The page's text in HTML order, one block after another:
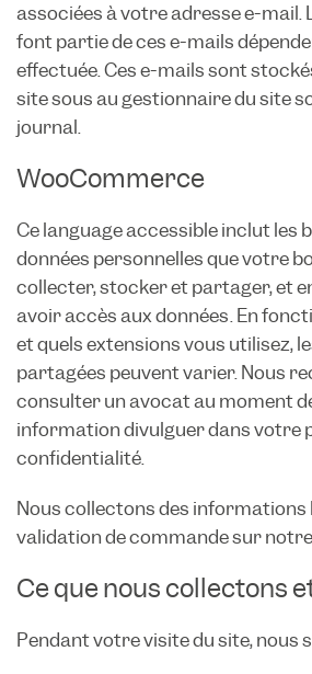
associées à votre adresse e-mail.
font partie de ces e-mails
effectuée. Ces e-mails sont
site sous au gestionnaire du site
journal.
WooCommerce
Ce language accessible inclut les
données personnelles que votre
collecter, stocker et partager, et
avoir accès aux données. En
et quels extensions vous utilisez,
partagées peuvent varier. Nous
consulter un avocat au moment
information divulguer dans votre
confidentialité.
Nous collectons des informations
validation de commande sur
Ce que nous collectons
Pendant votre visite du site, nous